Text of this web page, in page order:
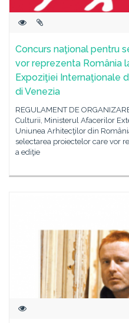
Concurs naţional pentru
vor reprezenta România
Expoziţiei Internaţionale
di Venezia
REGULAMENT DE
Culturii, Ministerul Afacerilor
Uniunea Arhitecţilor din
selectarea proiectelor care vor
a ediţie